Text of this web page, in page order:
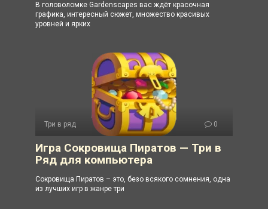
В головоломке Gardenscapes вас ждёт красочная
графика, интересный сюжет, множество красивых
уровней и ярких
Три в ряд 0
Игра Сокровища Пиратов — Три в
Ряд для компьютера
Сокровища Пиратов – это, безо всякого сомнения, одна
из лучших игр в жанре три